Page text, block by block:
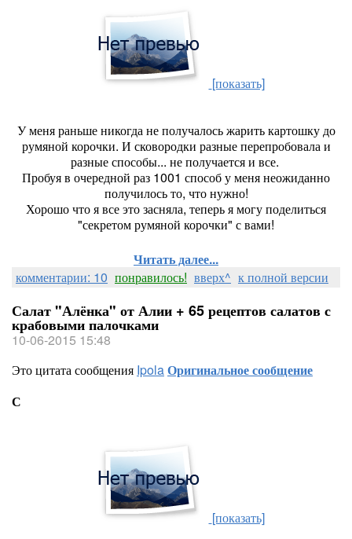
[показать]
У меня раньше никогда не получалось жарить картошку до
румяной корочки. И сковородки разные перепробовала и
разные способы... не получается и все.
Пробуя в очередной раз 1001 способ у меня неожиданно
получилось то, что нужно!
Хорошо что я все это засняла, теперь я могу поделиться
"секретом румяной корочки" с вами!
Читать далее...
комментарии: 10 понравилось! вверх^ к полной версии
Салат "Алёнка" от Алии + 65 рецептов салатов с
крабовыми палочками
10-06-2015 15:48
Это цитата сообщения IpolaОригинальное сообщение
С
[показать]